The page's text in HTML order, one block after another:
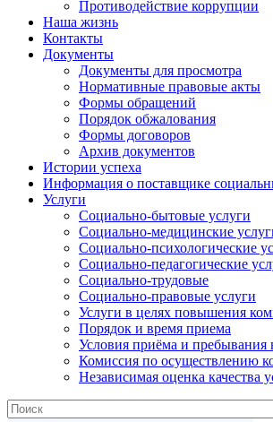
Противодействие коррупции
Наша жизнь
Контакты
Документы
Документы для просмотра
Нормативные правовые акты
Формы обращений
Порядок обжалования
Формы договоров
Архив документов
Истории успеха
Информация о поставщике
Услуги
Социально-бытовые услуги
Социально-медицинские
Социально-психологические
Социально-педагогические
Социально-трудовые
Социально-правовые услуги
Услуги в целях повышения
Порядок и время приема
Условия приёма и пребывания
Комиссия по осуществлению
Независимая оценка качества